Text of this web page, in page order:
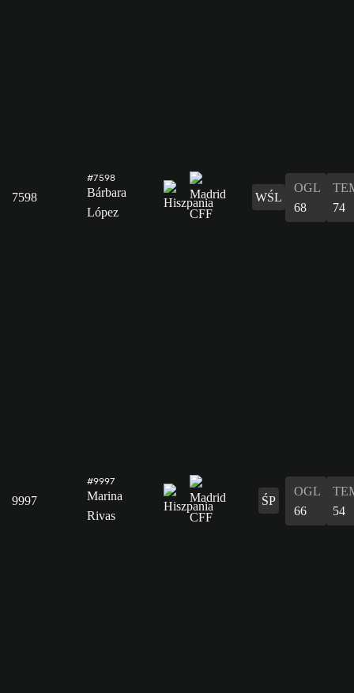
7598
#7598
Bárbara
López
WŚL
OGL
68
74
9997
#9997
Marina
Rivas
ŚP
OGL
66
54